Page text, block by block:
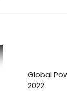
Global
2022